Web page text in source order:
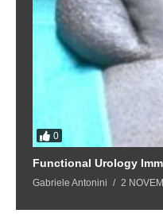
0
Functional Urology
Gabriele Antonini 2